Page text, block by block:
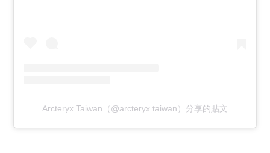
Arcteryx Taiwan（@arcteryx.taiwan）分享的貼文